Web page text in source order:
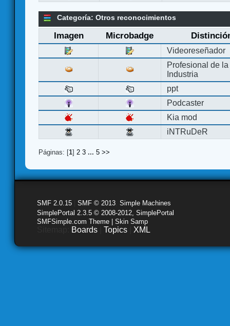
Categoría: Otros reconocimientos
Imagen Microbadge
Videoreseñador
Profesional de la
Industria
ppt
Podcaster
Kia mod
iNTRuDeR
Páginas: [1] 2 3 ... 5 >>
SMF 2.0.15 SMF © 2013 Simple Machines
SimplePortal 2.3.5 © 2008-2012, SimplePortal
SMFSimple.com Theme | Skin Samp
Boards Topics XML